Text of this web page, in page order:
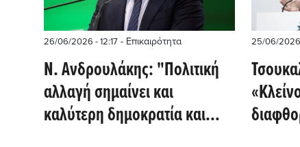
26/06/2026 - 12:17 - Επικαιρότητα
Ν. Ανδρουλάκης: "Πολιτική
αλλαγή σημαίνει και
καλύτερη δημοκρατία και
25/06/2026